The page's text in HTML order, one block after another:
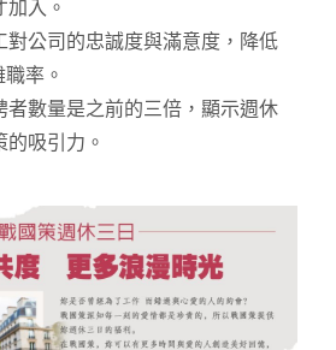
加入。
對公司的忠誠度與滿意度，降低
率。
者數量是之前的三倍，顯示週休
的吸引力。